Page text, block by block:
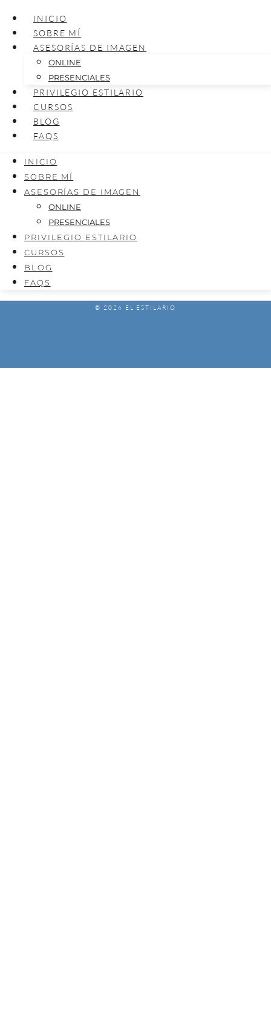
INICIO
SOBRE MÍ
ASESORÍAS DE IMAGEN
ONLINE
PRESENCIALES
PRIVILEGIO ESTILARIO
CURSOS
BLOG
FAQS
INICIO
SOBRE MÍ
ASESORÍAS DE IMAGEN
ONLINE
PRESENCIALES
PRIVILEGIO ESTILARIO
CURSOS
BLOG
FAQS
© 2026 EL ESTILARIO